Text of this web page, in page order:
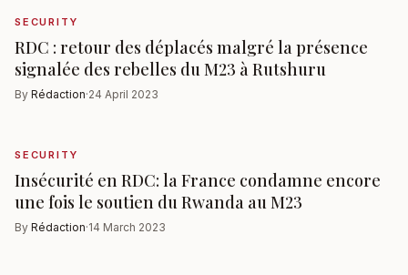
SECURITY
RDC : retour des déplacés malgré la présence
signalée des rebelles du M23 à Rutshuru
By Rédaction·24 April 2023
SECURITY
Insécurité en RDC: la France condamne encore
une fois le soutien du Rwanda au M23
By Rédaction·14 March 2023